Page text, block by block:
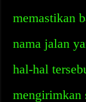
memastikan
nama jalan
hal-hal
mengirimkan